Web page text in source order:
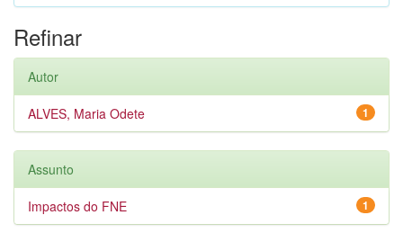
Refinar
Autor
1
ALVES, Maria Odete
Assunto
1
Impactos do FNE